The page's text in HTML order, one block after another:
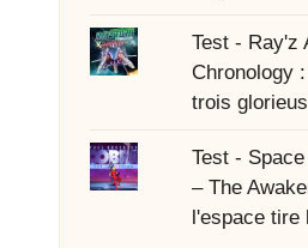
Test - Ray'z
Chronology
trois
Test -
– The
l'espace tire